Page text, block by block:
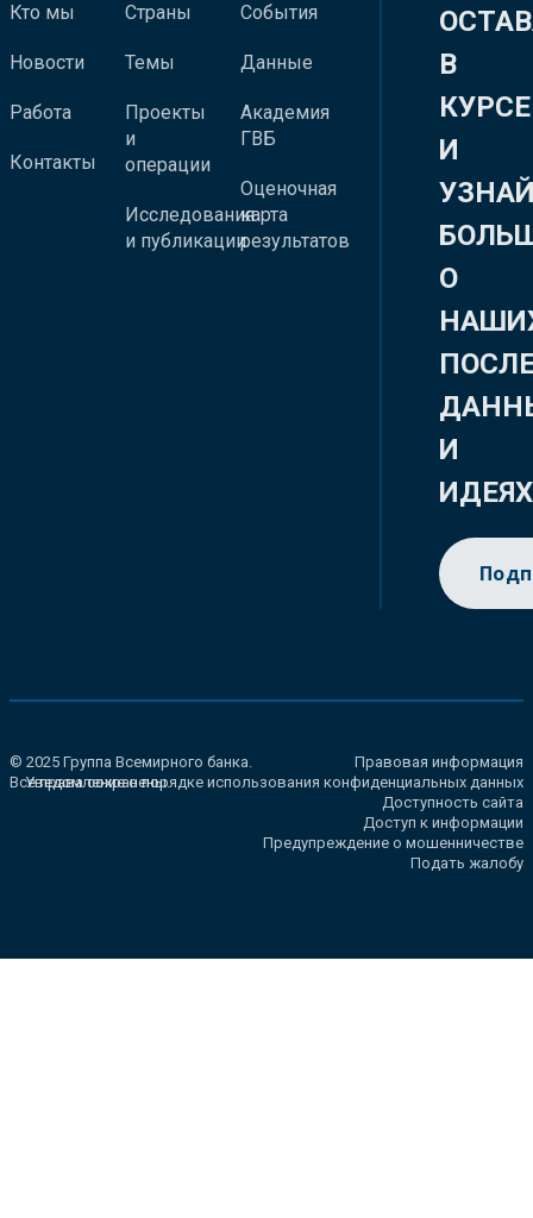
Кто мы
Новости
Работа
Контакты
Страны
Темы
Проекты
и
операции
Исследования
и публикации
События
Данные
Академия
ГВБ
Оценочная
карта
результатов
В
КУРСЕ
И
О
И
ИДЕЯХ
© 2025 Группа Всемирного банка.
Все права сохранены.
Правовая информация
Уведомление о порядке использования конфиденциальных данных
Доступность сайта
Доступ к информации
Предупреждение о мошенничестве
Подать жалобу